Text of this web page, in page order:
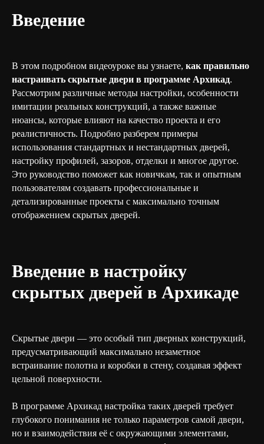
Введение
В этом подробном видеоуроке вы узнаете, как правильно
настраивать скрытые двери в программе Архикад.
Рассмотрим различные методы настройки, особенности
имитации реальных конструкций, а также важные
нюансы, которые влияют на качество проекта и его
реалистичность. Подробно разберем примеры
использования стандартных и нестандартных дверей,
настройку профилей, зазоров, отделки и многое другое.
Это руководство поможет как новичкам, так и опытным
пользователям создавать профессиональные и
детализированные проекты с максимально точным
отображением скрытых дверей.
Введение в настройку
скрытых дверей в Архикаде
Скрытые двери — это особый тип дверных конструкций,
предусматривающий максимально незаметное
встраивание полотна и коробки в стену, создавая эффект
цельной поверхности.
В программе Архикад настройка таких дверей требует
глубокого понимания не только параметров самой двери,
но и взаимодействия её с окружающими элементами,